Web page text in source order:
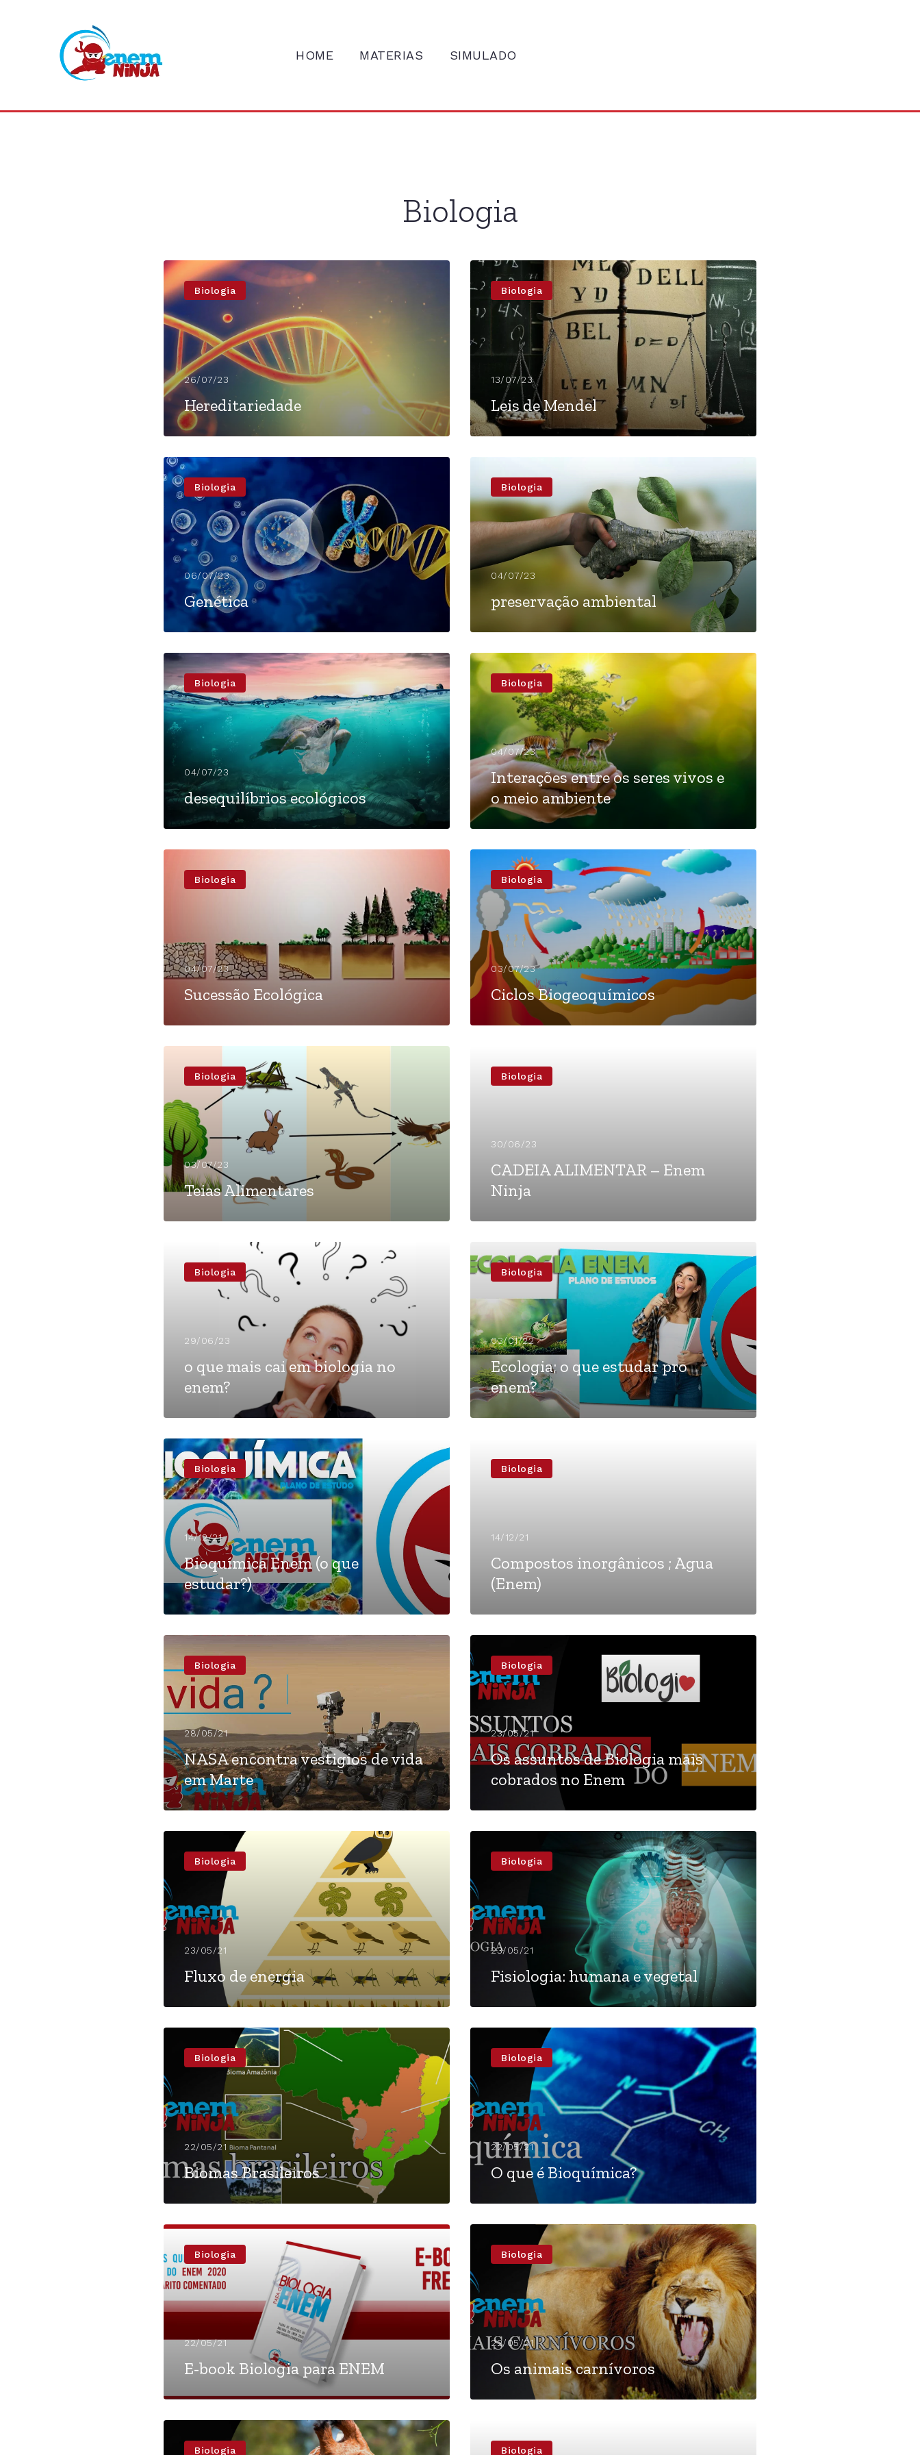
HOME MATERIAS SIMULADO
Biologia
Biologia
26/07/23
Hereditariedade
Biologia
13/07/23
Leis de Mendel
Biologia
06/07/23
Genética
Biologia
04/07/23
preservação ambiental
Biologia
04/07/23
desequilíbrios ecológicos
Biologia
04/07/23
Interações entre os seres vivos e
o meio ambiente
Biologia
04/07/23
Sucessão Ecológica
Biologia
03/07/23
Ciclos Biogeoquímicos
Biologia
03/07/23
Teias Alimentares
Biologia
30/06/23
CADEIA ALIMENTAR – Enem
Ninja
Biologia
29/06/23
o que mais cai em biologia no
enem?
Biologia
03/01/22
Ecologia; o que estudar pro
enem?
Biologia
14/12/21
Bioquímica Enem (o que
estudar?)
Biologia
14/12/21
Compostos inorgânicos ; Agua
(Enem)
Biologia
28/05/21
NASA encontra vestigios de vida
em Marte
Biologia
23/05/21
Os assuntos de Biologia mais
cobrados no Enem
Biologia
23/05/21
Fluxo de energia
Biologia
23/05/21
Fisiologia: humana e vegetal
Biologia
22/05/21
Biomas Brasileiros
Biologia
22/05/21
O que é Bioquímica?
Biologia
22/05/21
E-book Biologia para ENEM
Biologia
22/05/21
Os animais carnívoros
Biologia Biologia